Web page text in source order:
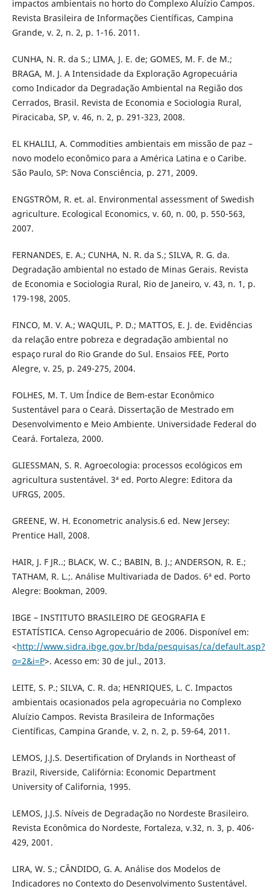
impactos ambientais no horto do Complexo Aluízio Campos.
Revista Brasileira de Informações Científicas, Campina
Grande, v. 2, n. 2, p. 1-16. 2011.
CUNHA, N. R. da S.; LIMA, J. E. de; GOMES, M. F. de M.;
BRAGA, M. J. A Intensidade da Exploração Agropecuária
como Indicador da Degradação Ambiental na Região dos
Cerrados, Brasil. Revista de Economia e Sociologia Rural,
Piracicaba, SP, v. 46, n. 2, p. 291-323, 2008.
EL KHALILI, A. Commodities ambientais em missão de paz –
novo modelo econômico para a América Latina e o Caribe.
São Paulo, SP: Nova Consciência, p. 271, 2009.
ENGSTRÖM, R. et. al. Environmental assessment of Swedish
agriculture. Ecological Economics, v. 60, n. 00, p. 550-563,
2007.
FERNANDES, E. A.; CUNHA, N. R. da S.; SILVA, R. G. da.
Degradação ambiental no estado de Minas Gerais. Revista
de Economia e Sociologia Rural, Rio de Janeiro, v. 43, n. 1, p.
179-198, 2005.
FINCO, M. V. A.; WAQUIL, P. D.; MATTOS, E. J. de. Evidências
da relação entre pobreza e degradação ambiental no
espaço rural do Rio Grande do Sul. Ensaios FEE, Porto
Alegre, v. 25, p. 249-275, 2004.
FOLHES, M. T. Um Índice de Bem-estar Econômico
Sustentável para o Ceará. Dissertação de Mestrado em
Desenvolvimento e Meio Ambiente. Universidade Federal do
Ceará. Fortaleza, 2000.
GLIESSMAN, S. R. Agroecologia: processos ecológicos em
agricultura sustentável. 3ª ed. Porto Alegre: Editora da
UFRGS, 2005.
GREENE, W. H. Econometric analysis.6 ed. New Jersey:
Prentice Hall, 2008.
HAIR, J. F JR..; BLACK, W. C.; BABIN, B. J.; ANDERSON, R. E.;
TATHAM, R. L.;. Análise Multivariada de Dados. 6ª ed. Porto
Alegre: Bookman, 2009.
IBGE – INSTITUTO BRASILEIRO DE GEOGRAFIA E
ESTATÍSTICA. Censo Agropecuário de 2006. Disponível em:
<http://www.sidra.ibge.gov.br/bda/pesquisas/ca/default.asp?
o=2&i=P>. Acesso em: 30 de jul., 2013.
LEITE, S. P.; SILVA, C. R. da; HENRIQUES, L. C. Impactos
ambientais ocasionados pela agropecuária no Complexo
Aluízio Campos. Revista Brasileira de Informações
Científicas, Campina Grande, v. 2, n. 2, p. 59-64, 2011.
LEMOS, J.J.S. Desertification of Drylands in Northeast of
Brazil, Riverside, Califórnia: Economic Department
University of California, 1995.
LEMOS, J.J.S. Níveis de Degradação no Nordeste Brasileiro.
Revista Econômica do Nordeste, Fortaleza, v.32, n. 3, p. 406-
429, 2001.
LIRA, W. S.; CÂNDIDO, G. A. Análise dos Modelos de
Indicadores no Contexto do Desenvolvimento Sustentável.